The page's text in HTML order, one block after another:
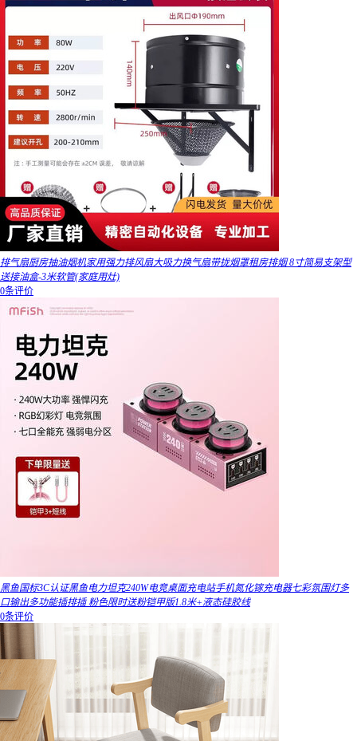
排气扇厨房抽油烟机家用强力排风扇大吸力换气扇带拢烟罩租房排烟 8寸简易支架型
送接油盒-3米软管(家庭用灶)
0条评价
黑鱼国标3C认证黑鱼电力坦克240W电竞桌面充电站手机氮化镓充电器七彩氛围灯多
口输出多功能插排插 粉色限时送粉铠甲版1.8米+液态硅胶线
0条评价